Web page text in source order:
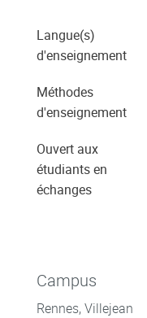
Langue(s)
d'enseignement
Méthodes
d'enseignement
Ouvert aux
étudiants en
échanges
Campus
Rennes, Villejean